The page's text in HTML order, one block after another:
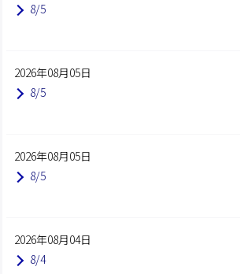
8/5
2026年08月05日
8/5
2026年08月05日
8/5
2026年08月04日
8/4